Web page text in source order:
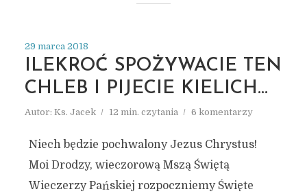
29 marca 2018
ILEKROĆ SPOŻYWACIE TEN
CHLEB I PIJECIE KIELICH…
Autor: Ks. Jacek 12 min. czytania 6 komentarzy
Niech będzie pochwalony Jezus Chrystus!
Moi Drodzy, wieczorową Mszą Świętą
Wieczerzy Pańskiej rozpoczniemy Święte